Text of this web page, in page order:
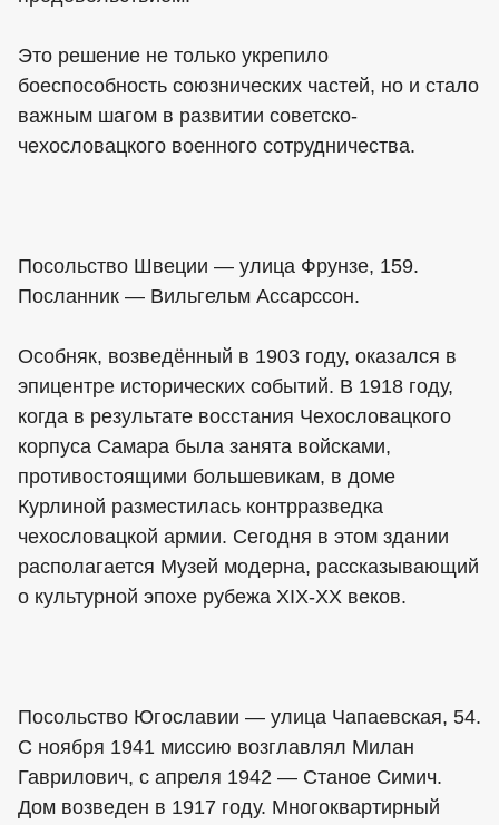
Это решение не только укрепило
боеспособность союзнических частей, но и стало
важным шагом в развитии советско-
чехословацкого военного сотрудничества.
Посольство Швеции — улица Фрунзе, 159.
Посланник — Вильгельм Ассарссон.
Особняк, возведённый в 1903 году, оказался в
эпицентре исторических событий. В 1918 году,
когда в результате восстания Чехословацкого
корпуса Самара была занята войсками,
противостоящими большевикам, в доме
Курлиной разместилась контрразведка
чехословацкой армии. Сегодня в этом здании
располагается Музей модерна, рассказывающий
о культурной эпохе рубежа XIX-XX веков.
Посольство Югославии — улица Чапаевская, 54.
С ноября 1941 миссию возглавлял Милан
Гаврилович, с апреля 1942 — Станое Симич.
Дом возведен в 1917 году. Многоквартирный